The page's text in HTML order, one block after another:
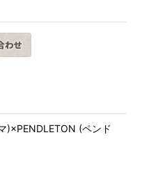
)×PENDLETON (ペンド